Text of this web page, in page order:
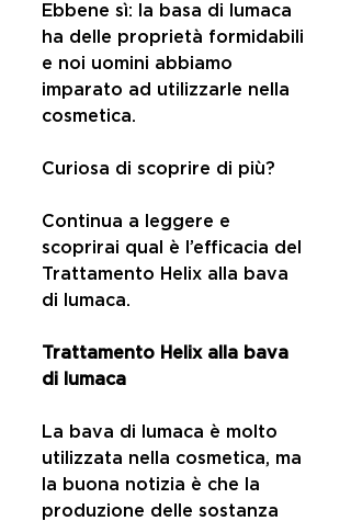
Ebbene sì: la basa di lumaca
ha delle proprietà formidabili
e noi uomini abbiamo
imparato ad utilizzarle nella
cosmetica.
Curiosa di scoprire di più?
Continua a leggere e
scoprirai qual è l’efficacia del
Trattamento Helix alla bava
di lumaca.
Trattamento Helix alla bava
di lumaca
La bava di lumaca è molto
utilizzata nella cosmetica, ma
la buona notizia è che la
produzione delle sostanza